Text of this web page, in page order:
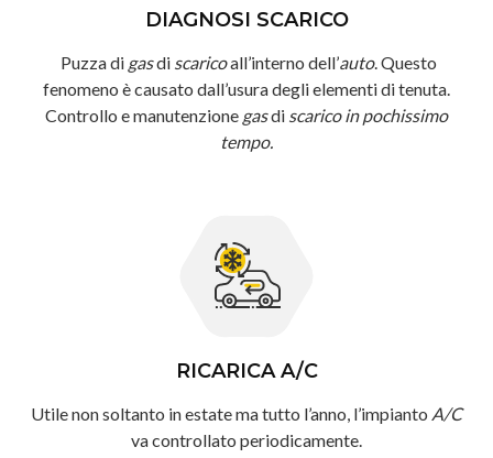
DIAGNOSI SCARICO
Puzza di gasdi scaricoall’interno dell’auto. Questo
fenomeno è causato dall’usura degli elementi di tenuta.
Controllo e manutenzione gasdi scarico in pochissimo
tempo.
RICARICA A/C
Utile non soltanto in estate ma tutto l’anno, l’impianto A/C
va controllato periodicamente.